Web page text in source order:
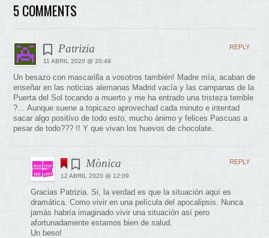
5 COMMENTS
Patrizia
11 ABRIL 2020 @ 20:49
Un besazo con mascarilla a vosotros también! Madre mía, acaban de
enseñar en las noticias alemanas Madrid vacía y las campanas de la
Puerta del Sol tocando a muerto y me ha entrado una tristeza terrible
?… Aunque suene a topicazo aprovechad cada minuto e intentad
sacar algo positivo de todo esto, mucho ánimo y felices Pascuas a
pesar de todo??? !! Y que vivan los huevos de chocolate.
REPLY
Mònica
12 ABRIL 2020 @ 12:09
Gracias Patrizia. Si, la verdad es que la situación aquí es
dramática. Como vivir en una película del apocalipsis. Nunca
jamás habría imaginado vivir una situación así pero
afortunadamente estamos bien de salud.
Un beso!
REPLY